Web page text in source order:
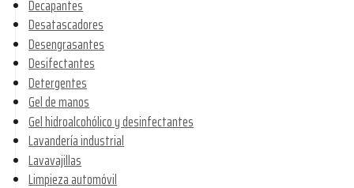
Decapantes
Desatascadores
Desengrasantes
Desifectantes
Detergentes
Gel de manos
Gel hidroalcohólico y desinfectantes
Lavandería industrial
Lavavajillas
Limpieza automóvil